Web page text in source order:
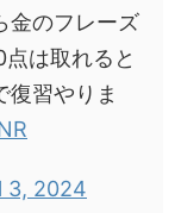
金のフレーズ
は取れると
復習やりま
3, 2024